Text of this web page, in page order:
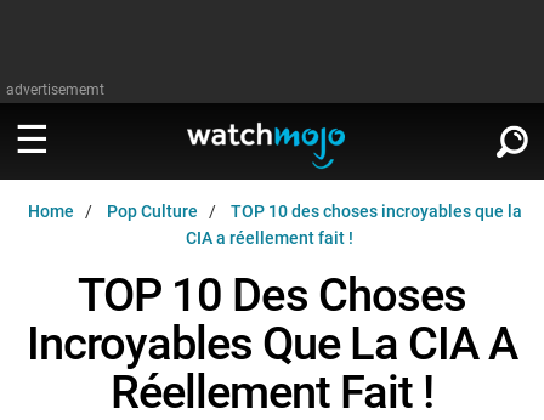
advertisememt
REGARDER ∨
Cinéma
Télévision
Cinéma
Home Pop Culture
TOP 10 des choses incroyables que la
CIA a réellement fait !
TOP 10 Des Choses
Incroyables Que La CIA A
Réellement Fait !